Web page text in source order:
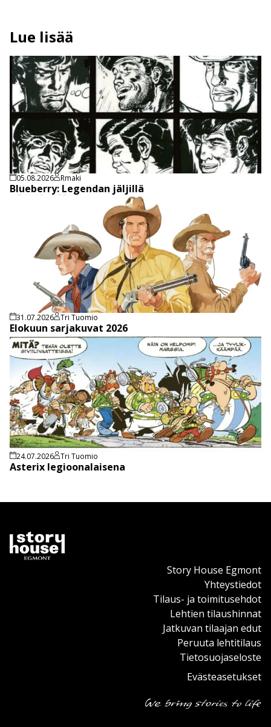
Lue lisää
05.08.2026 Rmaki
Blueberry: Legendan jäljillä
31.07.2026 Tri Tuomio
Elokuun sarjakuvat 2026
24.07.2026 Tri Tuomio
Asterix legioonalaisena
Story House Egmont
Yhteystiedot
Tilaus- ja toimitusehdot
Lehtien tilaushinnat
Jatkuvan tilaajan edut
Peruuta lehtitilaus
Tietosuojaseloste
Evästeasetukset